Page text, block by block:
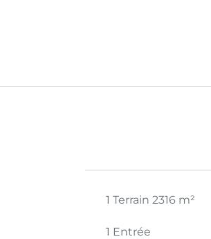
1 Terrain 2316 m²
1 Entrée